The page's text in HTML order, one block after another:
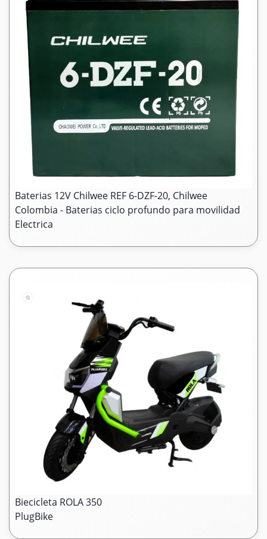
Baterias 12V Chilwee REF 6-DZF-20, Chilwee
Colombia - Baterias ciclo profundo para movilidad
Electrica
Biecicleta ROLA 350
PlugBike